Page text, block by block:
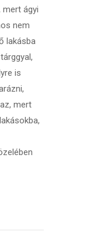
mert ágyi
nem
lakásba
is
mert